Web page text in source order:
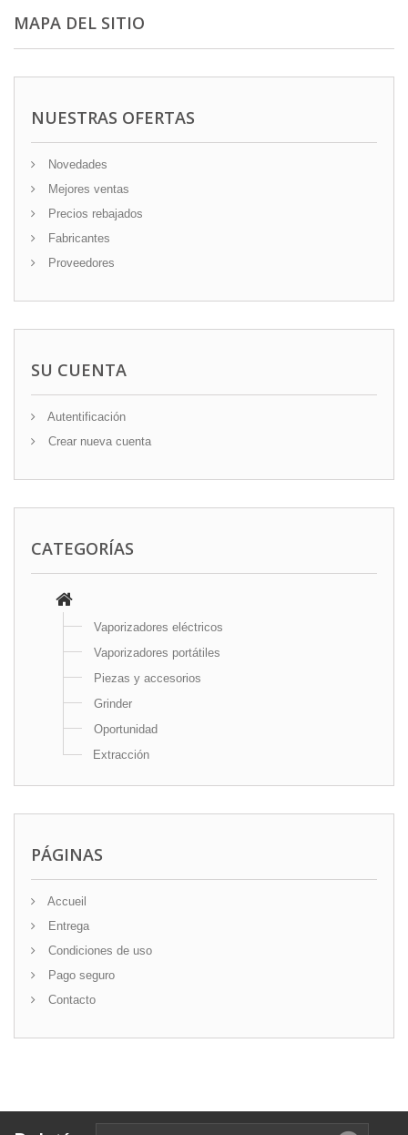
MAPA DEL SITIO
NUESTRAS OFERTAS
Novedades
Mejores ventas
Precios rebajados
Fabricantes
Proveedores
SU CUENTA
Autentificación
Crear nueva cuenta
CATEGORÍAS
Vaporizadores eléctricos
Vaporizadores portátiles
Piezas y accesorios
Grinder
Oportunidad
Extracción
PÁGINAS
Accueil
Entrega
Condiciones de uso
Pago seguro
Contacto